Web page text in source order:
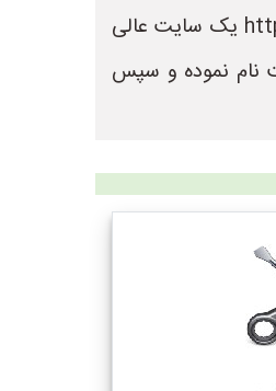
در سایت نت تعمیر می توانید لیست بهترین فروشگاه های تعمیر را مشاهده کنید. سایت نت تعمیر به نشانی https://www.NetTamir.ir یک سایت عالی
نام نموده و سپس